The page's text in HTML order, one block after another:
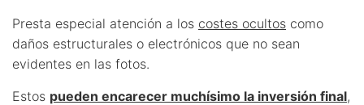
Presta especial atención a los costes ocultos como
daños estructurales o electrónicos que no sean
evidentes en las fotos.
Estos pueden encarecer muchísimo la inversión final,